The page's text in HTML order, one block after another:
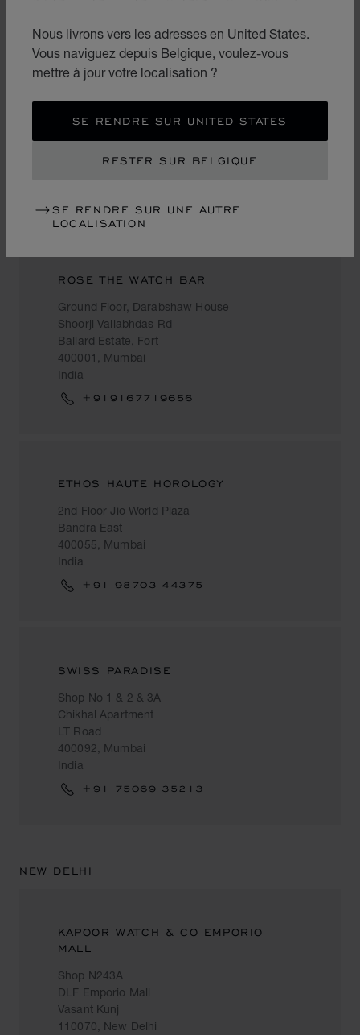
Nous livrons vers les adresses en United States.
Vous naviguez depuis Belgique, voulez-vous
mettre à jour votre localisation ?
SE RENDRE SUR UNITED STATES
RESTER SUR BELGIQUE
SE RENDRE SUR UNE AUTRE
LOCALISATION
TIME AVENUE
78-A Ground Floor
Noor Mahal Building
ROSE THE WATCH BAR
Ground Floor, Darabshaw House
Shoorji Vallabhdas Rd
Ballard Estate, Fort
400001, Mumbai
India
+919167719656
ETHOS HAUTE HOROLOGY
2nd Floor Jio World Plaza
Bandra East
400055, Mumbai
India
+91 98703 44375
SWISS PARADISE
Shop No 1 & 2 & 3A
Chikhal Apartment
LT Road
400092, Mumbai
India
+91 75069 35213
NEW DELHI
KAPOOR WATCH & CO EMPORIO
MALL
Shop N243A
DLF Emporio Mall
Vasant Kunj
110070, New Delhi